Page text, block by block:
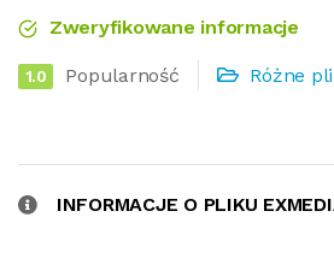
Zweryfikowane informacje
1.0 Popularność Różne
INFORMACJE O PLIKU